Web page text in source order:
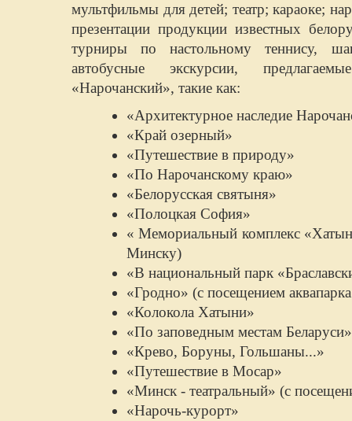
мультфильмы для детей; театр; караоке;
презентации продукции известных
турниры по настольному теннису,
автобусные экскурсии,
«Нарочанский», такие как:
«Архитектурное наследие
«Край озерный»
«Путешествие в природу»
«По Нарочанскому краю»
«Белорусская святыня»
«Полоцкая София»
« Мемориальный комплекс
Минску)
«В национальный парк
«Гродно» (с посещением
«Колокола Хатыни»
«По заповедным местам Беларуси»
«Крево, Боруны, Гольшаны...»
«Путешествие в Мосар»
«Минск - театральный» (с
«Нарочь-курорт»